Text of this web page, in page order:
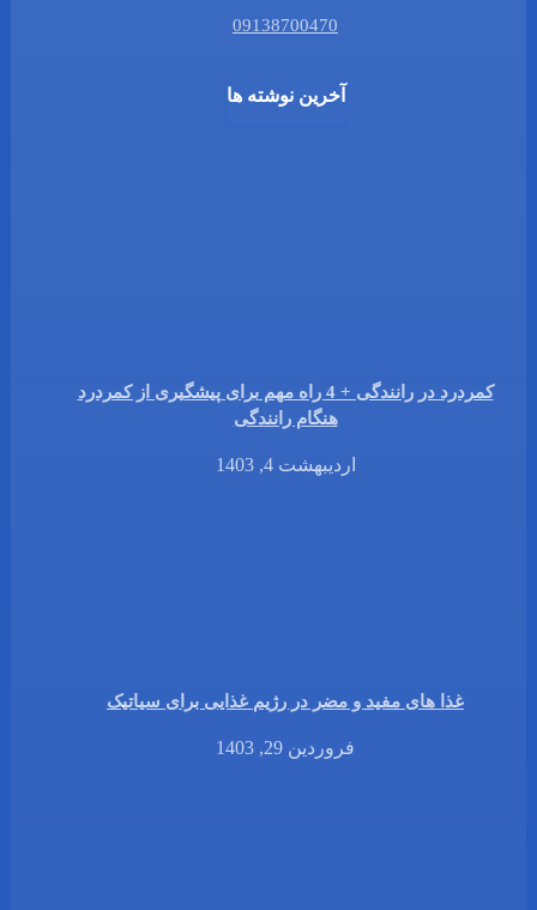
09138700470
آخرین نوشته ها
کمردرد در رانندگی + 4 راه مهم برای پیشگیری از کمردرد
هنگام رانندگی
اردیبهشت 4, 1403
غذا های مفید و مضر در رژیم غذایی برای سیاتیک
فروردین 29, 1403